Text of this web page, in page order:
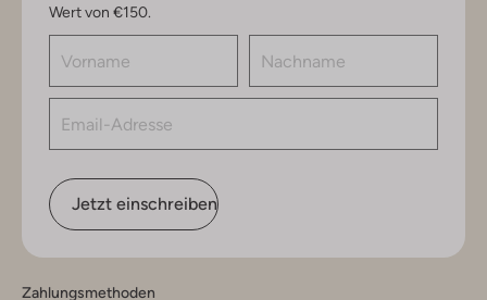
Wert von €150.
Jetzt einschreiben
Zahlungsmethoden